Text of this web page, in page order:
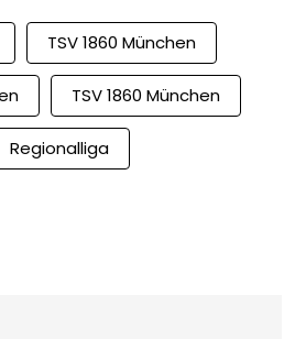
TSV 1860 München
TSV 1860 München
Regionalliga